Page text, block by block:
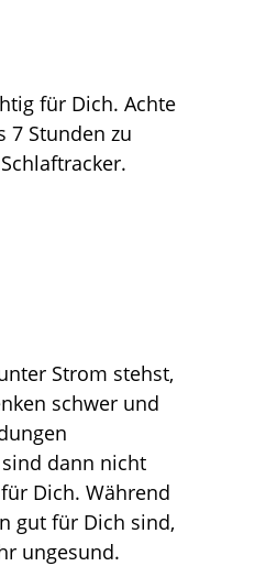
für Dich. Achte
7 Stunden zu
Strom stehst,
schwer und
dann nicht
Dich. Während
gut für Dich sind,
ungesund.